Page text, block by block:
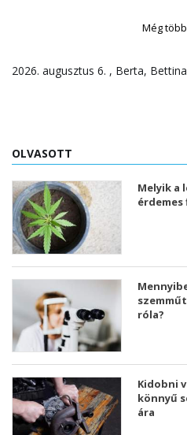
Még
2026. augusztus 6. , Berta, Bettina
OLVASOTT
Melyik a
érdemes
róla?
Kidobni
könnyű
ára